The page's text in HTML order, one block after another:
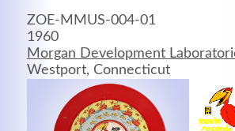
ZOE-MMUS-004-01
1960
Morgan Development
Westport, Connecticut
Web Projects
Lorem ipsum dolor sit amet,
elit. Aenean commodo ligula
MEHR INFOS